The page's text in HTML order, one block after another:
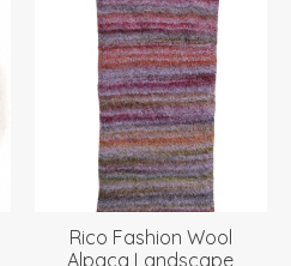
Rico Fashion Wool
Alpaca Landscape